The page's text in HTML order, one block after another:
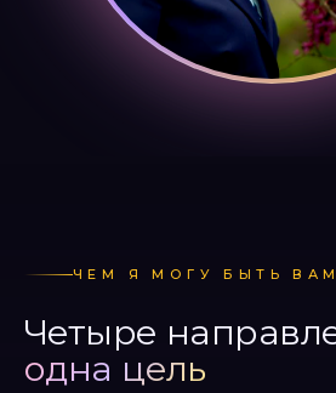
ЧЕМ Я МОГУ БЫТЬ
Четыре
одна цель